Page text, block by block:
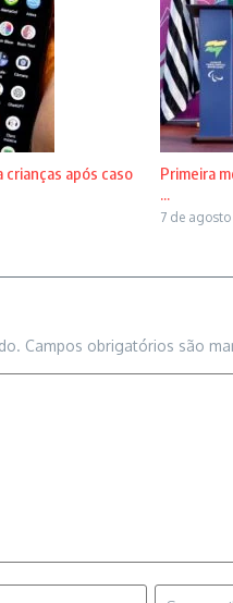
crianças após caso
Primeira
...
7 de
Campos obrigatórios são